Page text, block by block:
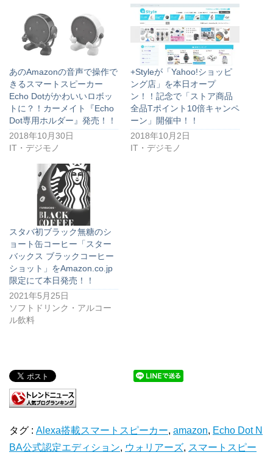
あのAmazonの音声で操作で
きるスマートスピーカー
Echo Dotがかわいいロボッ
トに？！カーメイト『Echo
Dot専用ホルダー』発売！！
2018年10月30日
IT・デジモノ
+Styleが「Yahoo!ショッピ
ング店」を本日オープ
ン！！記念で「ストア商品
全品Tポイント10倍キャンペ
ーン」開催中！！
2018年10月2日
IT・デジモノ
スタバ初ブラック無糖のシ
ョート缶コーヒー「スター
バックス ブラックコーヒー
ショット」をAmazon.co.jp
限定にて本日発売！！
2021年5月25日
ソフトドリンク・アルコー
ル飲料
タグ : Alexa搭載スマートスピーカー, amazon, Echo Dot N
BA公式認定エディション, ウォリアーズ, スマートスピー